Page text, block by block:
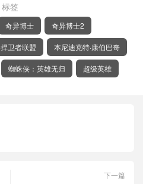
标签
奇异博士 奇异博士2
捍卫者联盟 本尼迪克特·康伯巴奇
蜘蛛侠：英雄无归 超级英雄
下一篇